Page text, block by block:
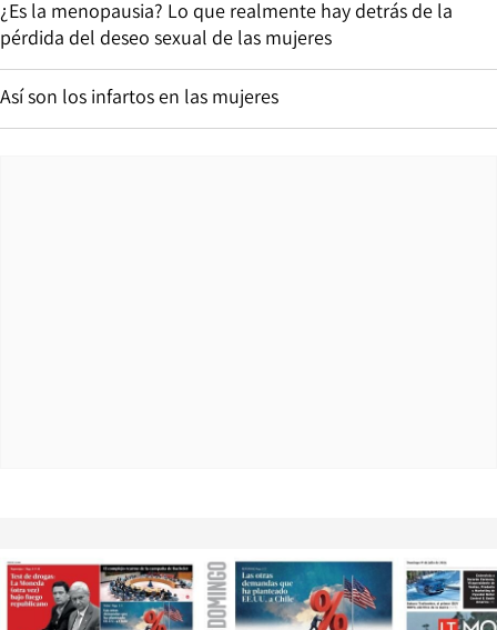
¿Es la menopausia? Lo que realmente hay detrás de la
pérdida del deseo sexual de las mujeres
Así son los infartos en las mujeres
Opens in new window Opens in